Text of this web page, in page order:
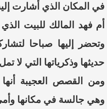
في المكان الذي أشارت
أم فهد المالك للبيت
وتحضر إليها صباحا
حديثها وذكرياتها التي لا
ومن القصص العجيبة
وهي جالسة في مكانها